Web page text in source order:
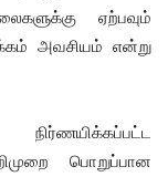
ஏற்பவும்
அவசியம் என்று
பொறுப்பான